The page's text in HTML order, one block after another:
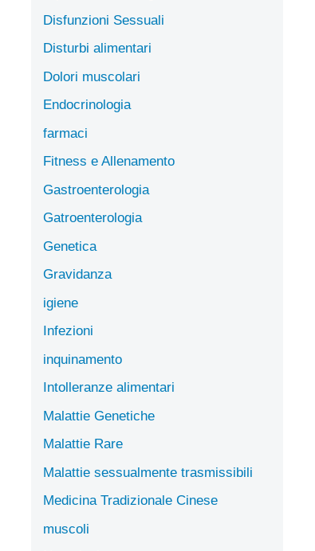
Disfunzioni Sessuali
Disturbi alimentari
Dolori muscolari
Endocrinologia
farmaci
Fitness e Allenamento
Gastroenterologia
Gatroenterologia
Genetica
Gravidanza
igiene
Infezioni
inquinamento
Intolleranze alimentari
Malattie Genetiche
Malattie Rare
Malattie sessualmente trasmissibili
Medicina Tradizionale Cinese
muscoli